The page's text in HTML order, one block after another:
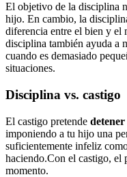
El objetivo de la disciplina
hijo. En cambio, la
diferencia entre el bien y el
disciplina también ayuda a
cuando es demasiado
situaciones.
Disciplina vs. castigo
El castigo pretende detener
imponiendo a tu hijo una
suficientemente infeliz
haciendo.Con el castigo, el
momento.